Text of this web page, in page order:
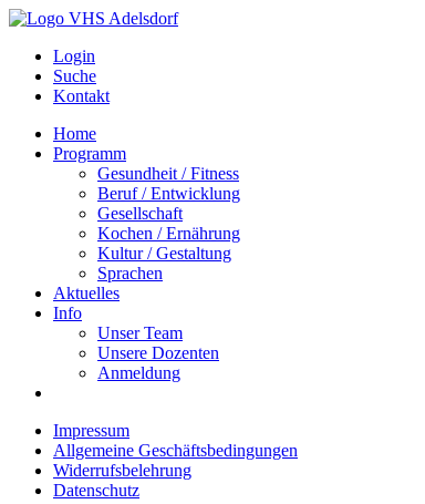
Login
Suche
Kontakt
Home
Programm
Gesundheit / Fitness
Beruf / Entwicklung
Gesellschaft
Kochen / Ernährung
Kultur / Gestaltung
Sprachen
Aktuelles
Info
Unser Team
Unsere Dozenten
Anmeldung
Impressum
Allgemeine Geschäftsbedingungen
Widerrufsbelehrung
Datenschutz